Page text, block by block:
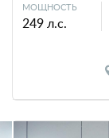
МОЩНОСТЬ
249 л.с.